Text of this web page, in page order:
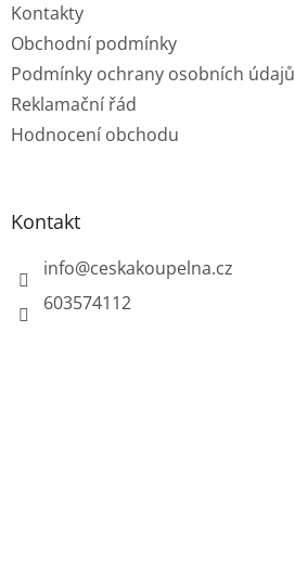
Kontakty
Obchodní podmínky
Podmínky ochrany osobních údajů
Reklamační řád
Hodnocení obchodu
Kontakt
info@ceskakoupelna.cz
603574112